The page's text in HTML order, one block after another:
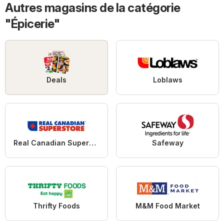
Autres magasins de la catégorie
"Épicerie"
Deals Loblaws
Real Canadian Superstore Safeway
Thrifty Foods M&M Food Market